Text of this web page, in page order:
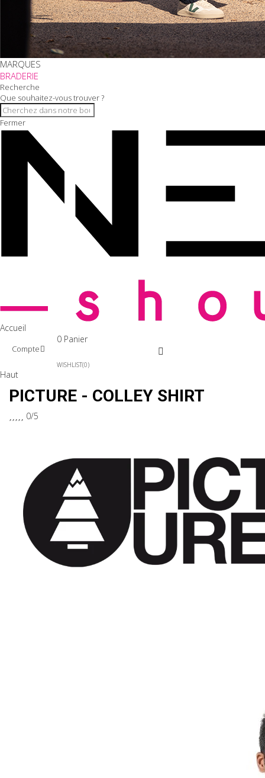
MARQUES
BRADERIE
Recherche
Que souhaitez-vous trouver ?
Fermer
Accueil
Compte
0 Panier
WISHLIST 0
Haut
PICTURE - COLLEY SHIRT
0/5